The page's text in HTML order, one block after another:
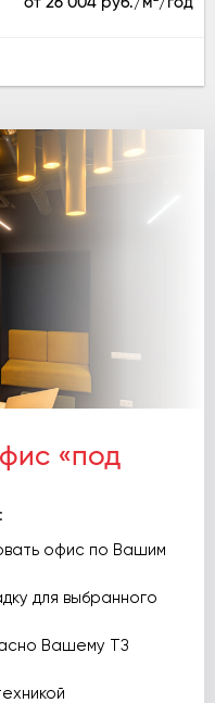
«под
офис по Вашим
для выбранного
Вашему ТЗ